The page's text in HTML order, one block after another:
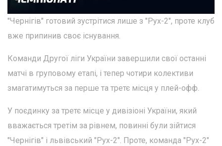
"Чернігів" готовий зустрітися лише з "Рух-2", проте клуб
вже припинив своє існування.
Команди Другої ліги України завершили свої останні
матчі в груповому етапі, і тепер чотири колективи
змагатимуться за перше та третє місця у плей-офф.
У поєдинку за третє місце у дивізіоні України, який
вважається третім за рівнем, повинні були зійтися
"Чернігів" і львівський "Рух-2". Проте, команда "Рух-2"